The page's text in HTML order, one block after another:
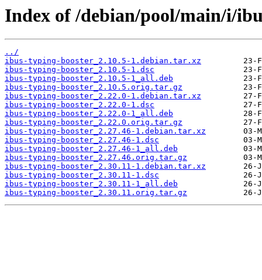
Index of /debian/pool/main/i/
../
ibus-typing-booster_2.10.5-1.debian.tar.xz
ibus-typing-booster_2.10.5-1.dsc
ibus-typing-booster_2.10.5-1_all.deb
ibus-typing-booster_2.10.5.orig.tar.gz
ibus-typing-booster_2.22.0-1.debian.tar.xz
ibus-typing-booster_2.22.0-1.dsc
ibus-typing-booster_2.22.0-1_all.deb
ibus-typing-booster_2.22.0.orig.tar.gz
ibus-typing-booster_2.27.46-1.debian.tar.xz
ibus-typing-booster_2.27.46-1.dsc
ibus-typing-booster_2.27.46-1_all.deb
ibus-typing-booster_2.27.46.orig.tar.gz
ibus-typing-booster_2.30.11-1.debian.tar.xz
ibus-typing-booster_2.30.11-1.dsc
ibus-typing-booster_2.30.11-1_all.deb
ibus-typing-booster_2.30.11.orig.tar.gz